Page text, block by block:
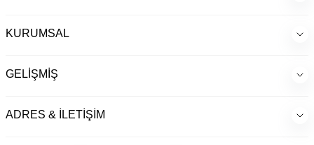
KURUMSAL
GELIŞMIŞ
ADRES & İLETIŞIM